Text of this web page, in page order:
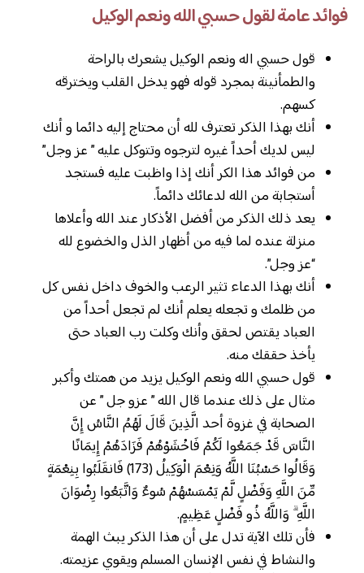
فوائد عامة لقول حسبي الله ونعم الوكيل
قول حسبي اله ونعم الوكيل يشعرك بالراحة
والطمأنينة بمجرد قوله فهو يدخل القلب ويخترقه
كسهم.
أنك بهذا الذكر تعترف لله أن محتاج إليه دائما و أنك
ليس لديك أحداً غيره لترجوه وتتوكل عليه ” عز وجل”
من فوائد هذا الكر أنك إذا واظبت عليه فستجد
أستجابة من الله لدعائك دائماً.
يعد ذلك الذكر من أفضل الأذكار عند الله وأعلاها
منزلة عنده لما فيه من أظهار الذل والخضوع لله
“عز وجل”.
أنك بهذا الدعاء تثير الرعب والخوف داخل نفس كل
من ظلمك و تجعله يعلم أنك لم تجعل أحداً من
العباد يقتص لحقق وأنك وكلت رب العباد حتى
يأخذ حققك منه.
قول حسبي الله ونعم الوكيل يزيد من همتك وأكبر
مثال على ذلك عندما قال الله ” عزو جل ” عن
الصحابة في غزوة أحد الَّذِينَ قَالَ لَهُمُ النَّاسُ إِنَّ
النَّاسَ قَدْ جَمَعُوا لَكُمْ فَاخْشَوْهُمْ فَزَادَهُمْ إِيمَانًا
وَقَالُوا حَسْبُنَا اللَّهُ وَنِعْمَ الْوَكِيلُ (173) فَانقَلَبُوا بِنِعْمَةٍ
مِّنَ اللَّهِ وَفَضْلٍ لَّمْ يَمْسَسْهُمْ سُوءٌ وَاتَّبَعُوا رِضْوَانَ
اللَّهِ ۗ وَاللَّهُ ذُو فَضْلٍ عَظِيمٍ.
فأن تلك الآية تدل على أن هذا الذكر يبث الهمة
والنشاط في نفس الإنسان المسلم ويقوي عزيمته.